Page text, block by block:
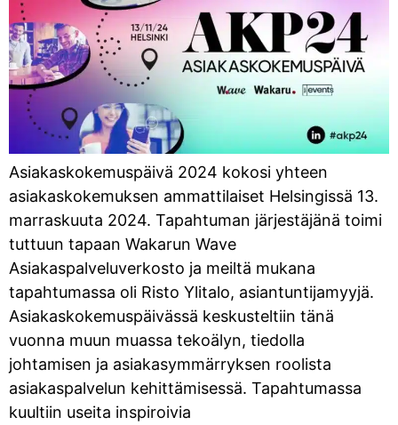
Asiakaskokemuspäivä 2024 kokosi yhteen
asiakaskokemuksen ammattilaiset Helsingissä 13.
marraskuuta 2024. Tapahtuman järjestäjänä toimi
tuttuun tapaan Wakarun Wave
Asiakaspalveluverkosto ja meiltä mukana
tapahtumassa oli Risto Ylitalo, asiantuntijamyyjä.
Asiakaskokemuspäivässä keskusteltiin tänä
vuonna muun muassa tekoälyn, tiedolla
johtamisen ja asiakasymmärryksen roolista
asiakaspalvelun kehittämisessä. Tapahtumassa
kuultiin useita inspiroivia